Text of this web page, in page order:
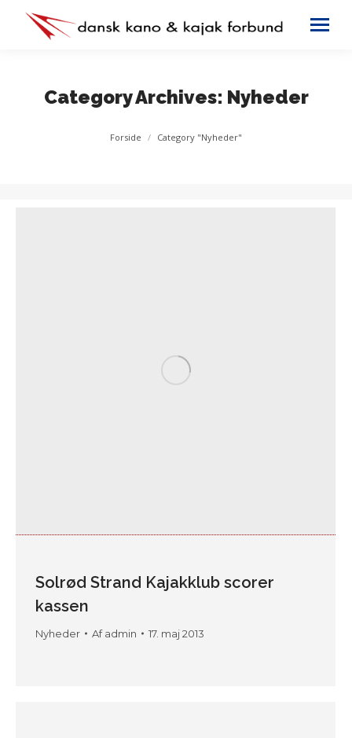
Category Archives: Nyheder
You are here:
Forside Category "Nyheder"
Solrød Strand Kajakklub scorer
kassen
Nyheder Afadmin 17. maj 2013